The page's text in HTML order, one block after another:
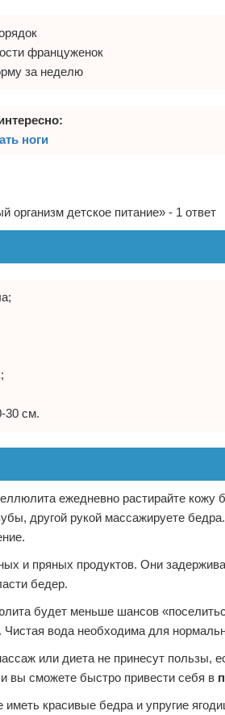
француженок
за неделю
ноги
организм детское питание» - 1 ответ
30 см.
ежедневно растирайте кожу
другой рукой массажируете
и пряных продуктов. Они
бедер.
будет меньше шансов
вода необходима для
или диета не принесут
и вы сможете быстро привести себя в
красивые бедра и упругие